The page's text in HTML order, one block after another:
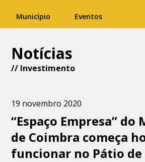
Município Eventos
Notícias
// Investimento
19 novembro 2020
“Espaço Empresa”
de Coimbra começa
funcionar no Pátio